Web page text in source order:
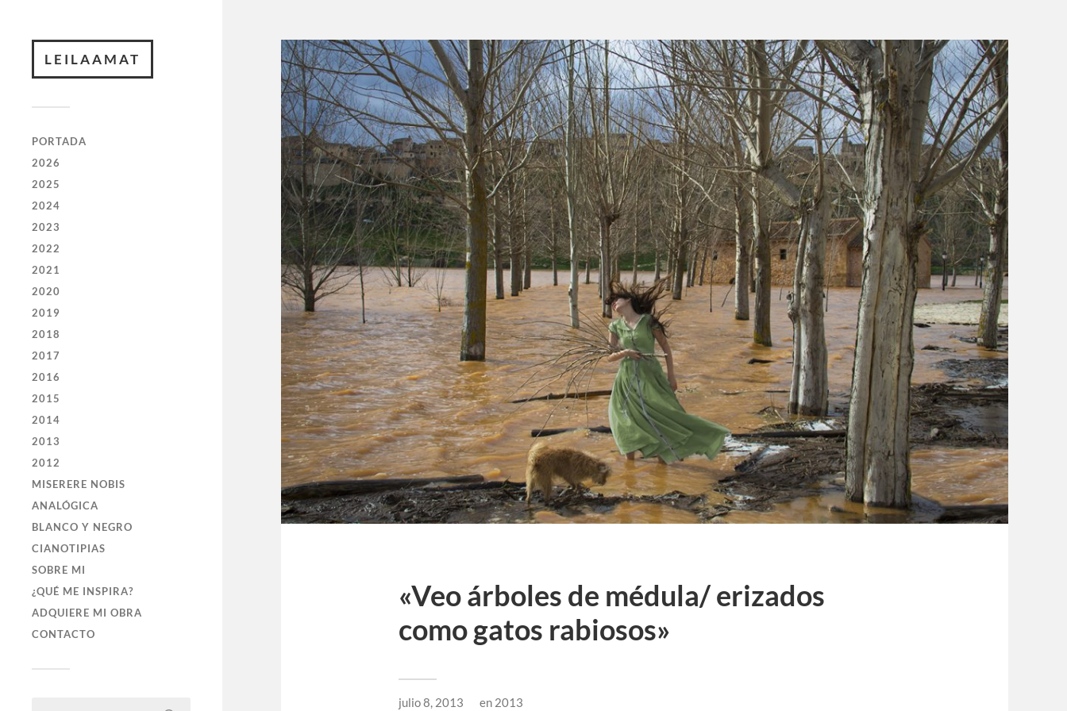
LEILAAMAT
PORTADA
2026
2025
2024
2023
2022
2021
2020
2019
2018
2017
2016
2015
2014
2013
2012
MISERERE NOBIS
ANALÓGICA
BLANCO Y NEGRO
CIANOTIPIAS
SOBRE MI
¿QUÉ ME INSPIRA?
ADQUIERE MI OBRA
CONTACTO
«Veo árboles de médula/ erizados
como gatos rabiosos»
julio 8, 2013 en 2013